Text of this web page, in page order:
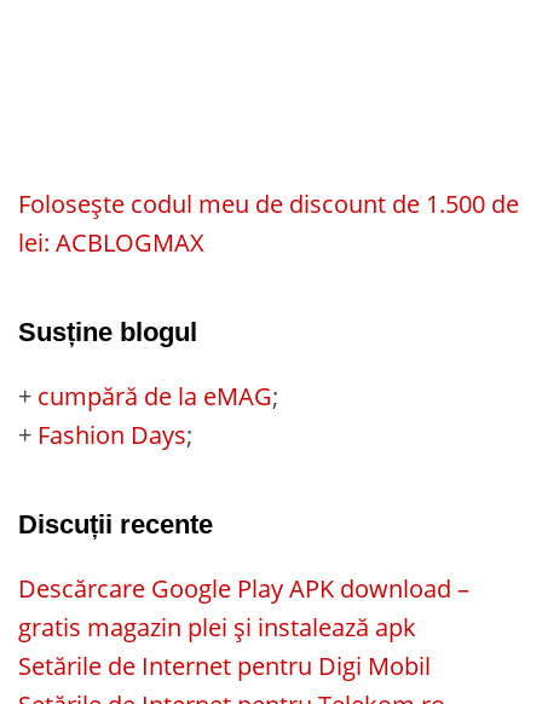
Folosește codul meu de discount de 1.500 de
lei: ACBLOGMAX
Susține blogul
+ cumpără de la eMAG;
+ Fashion Days;
Discuții recente
Descărcare Google Play APK download –
gratis magazin plei și instalează apk
Setările de Internet pentru Digi Mobil